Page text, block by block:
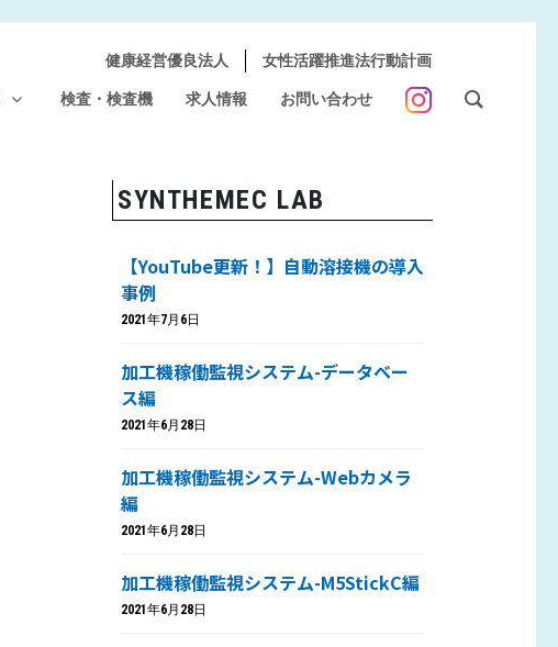
健康経営優良法人 女性活躍推進法行動計画
検査・検査機 求人情報 お問い合わせ
SYNTHEMEC LAB
【YouTube更新！】自動溶接機の導入
事例
2021年7月6日
加工機稼働監視システム-データベー
ス編
2021年6月28日
加工機稼働監視システム-Webカメラ
編
2021年6月28日
加工機稼働監視システム-M5StickC編
2021年6月28日